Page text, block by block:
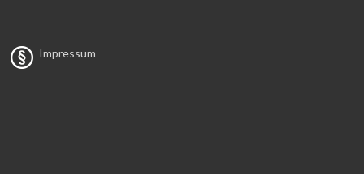
Impressum